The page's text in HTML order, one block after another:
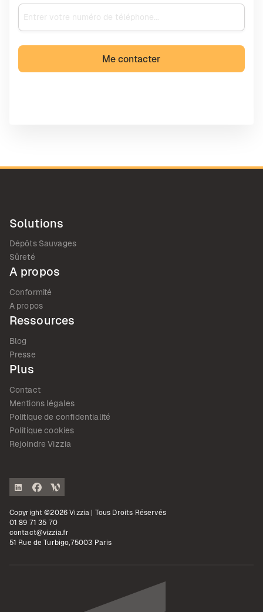
Solutions
Dépôts Sauvages
Sûreté
A propos
Conformité
A propos
Ressources
Blog
Presse
Plus
Contact
Mentions légales
Politique de confidentialité
Politique cookies
Rejoindre Vizzia
Copyright ©2026 Vizzia | Tous Droits Réservés
01 89 71 35 70
contact@vizzia.fr
51 Rue de Turbigo,75003 Paris